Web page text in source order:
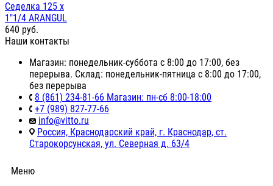
Седелка 125 х
1"1/4 ARANGUL
640 руб.
Наши контакты
Магазин: понедельник-суббота с 8:00 до 17:00, без
перерыва. Склад: понедельник-пятница с 8:00 до 17:00,
без перерыва
8 (861) 234-81-66 Магазин: пн-сб 8:00-18:00
+7 (989) 827-77-66
info@vitto.ru
Россия, Краснодарский край, г. Краснодар, ст.
Старокорсунская, ул. Северная д. 63/4
Меню